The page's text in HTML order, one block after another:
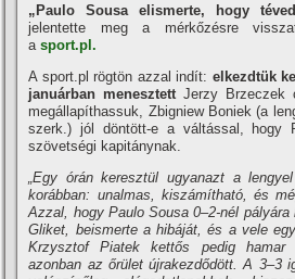
„Paulo Sousa elismerte, hogy
jelentette meg a mérkőzésre
asport.pl.
A sport.pl rögtön azzal indít: elkezdtük
januárban menesztettJerzy Brzeczek
megállapíthassuk, Zbigniew Boniek (a
szerk.) jól döntött-e a váltással, hogy
szövetségi kapitánynak.
„Egy órán keresztül ugyanazt a
korábban: unalmas, kiszámítható, és
Azzal, hogy Paulo Sousa 0–2-nél
Gliket, beismerte a hibáját, és a vele
KrzysztofPiatek kettős pedig
azonban az őrület újrakezdődött. A 3–3